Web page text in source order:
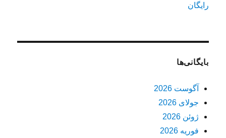
رایگان
بایگانی‌ها
آگوست 2026
جولای 2026
ژوئن 2026
فوریه 2026